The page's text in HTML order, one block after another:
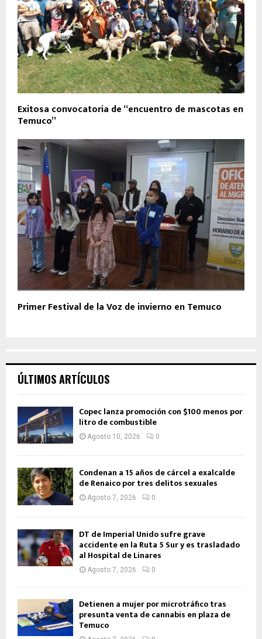
Exitosa convocatoria de “encuentro de mascotas en
Temuco”
Primer Festival de la Voz de invierno en Temuco
ÚLTIMOS ARTÍCULOS
Copec lanza promoción con $100 menos por
litro de combustible
Agosto 10, 2026 0
Condenan a 15 años de cárcel a exalcalde
de Renaico por tres delitos sexuales
Agosto 7, 2026 0
DT de Imperial Unido sufre grave
accidente en la Ruta 5 Sur y es trasladado
al Hospital de Linares
Agosto 7, 2026 0
Detienen a mujer por microtráfico tras
presunta venta de cannabis en plaza de
Temuco